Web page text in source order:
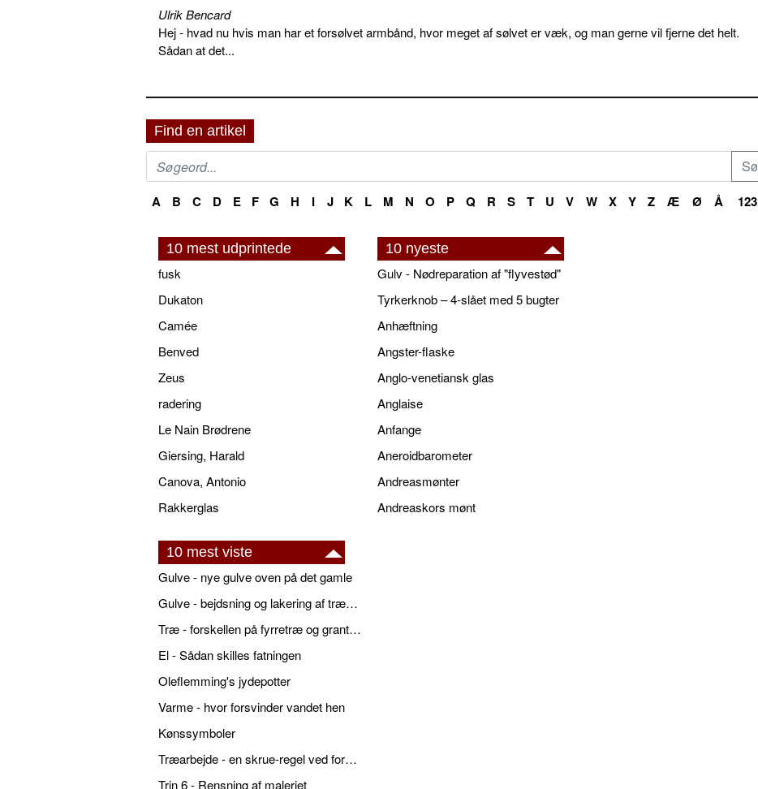
Ulrik Bencard
Hej - hvad nu hvis man har et forsølvet armbånd, hvor meget af sølvet er væk, og man gerne vil fjerne det helt.
Sådan at det...
Find en artikel
A B C D E F G H I J K L M N O P Q R S T U V W X Y Z Æ Ø Å
10 mest udprintede
fusk
Dukaton
Camée
Benved
Zeus
radering
Le Nain Brødrene
Giersing, Harald
Canova, Antonio
Rakkerglas
10 nyeste
Gulv - Nødreparation af "flyvestød"
Tyrkerknob – 4-slået med 5 bugter
Anhæftning
Angster-flaske
Anglo-venetiansk glas
Anglaise
Anfange
Aneroidbarometer
Andreasmønter
Andreaskors mønt
10 mest viste
Gulve - nye gulve oven på det gamle
Gulve - bejdsning og lakering af trægulve
Træ - forskellen på fyrretræ og grantræ
El - Sådan skilles fatningen
Oleflemming's jydepotter
Varme - hvor forsvinder vandet hen
Kønssymboler
Træarbejde - en skrue-regel ved forboring
Trin 6 - Rensning af maleriet